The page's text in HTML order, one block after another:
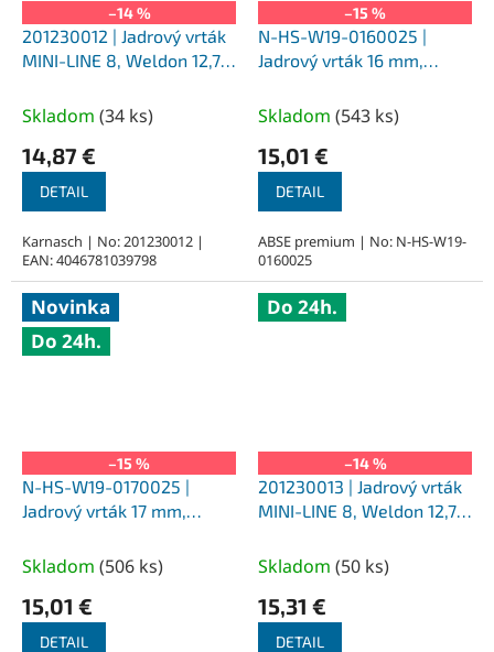
–14 %
201230012 | Jadrový vrták
MINI-LINE 8, Weldon 12,7,
Skladom (34 ks)
14,87 €
DETAIL
Karnasch | No: 201230012 |
EAN: 4046781039798
–15 %
N-HS-W19-0160025 |
Jadrový vrták 16 mm,
upnutie Weldon 19
Skladom (543 ks)
15,01 €
DETAIL
ABSE premium | No: N-HS-W19-
0160025
Novinka
Do 24h.
–15 %
N-HS-W19-0170025 |
Jadrový vrták 17 mm,
upnutie Weldon 19
Skladom (506 ks)
15,01 €
DETAIL
Do 24h.
–14 %
201230013 | Jadrový vrták
MINI-LINE 8, Weldon 12,7,
Skladom (50 ks)
15,31 €
DETAIL